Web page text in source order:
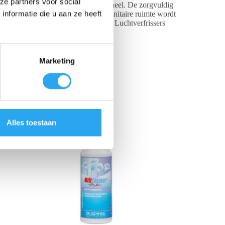
die u aan ze heeft
Marketing
Alles toestaan
voor schoonmaakpersoneel. De zorgvuldig
waardoor een constant frisse sanitaire ruimte wordt
Bovendien zijn de Tork Constante Luchtverfrissers
omgevingen.